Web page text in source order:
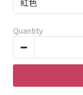
Quantity